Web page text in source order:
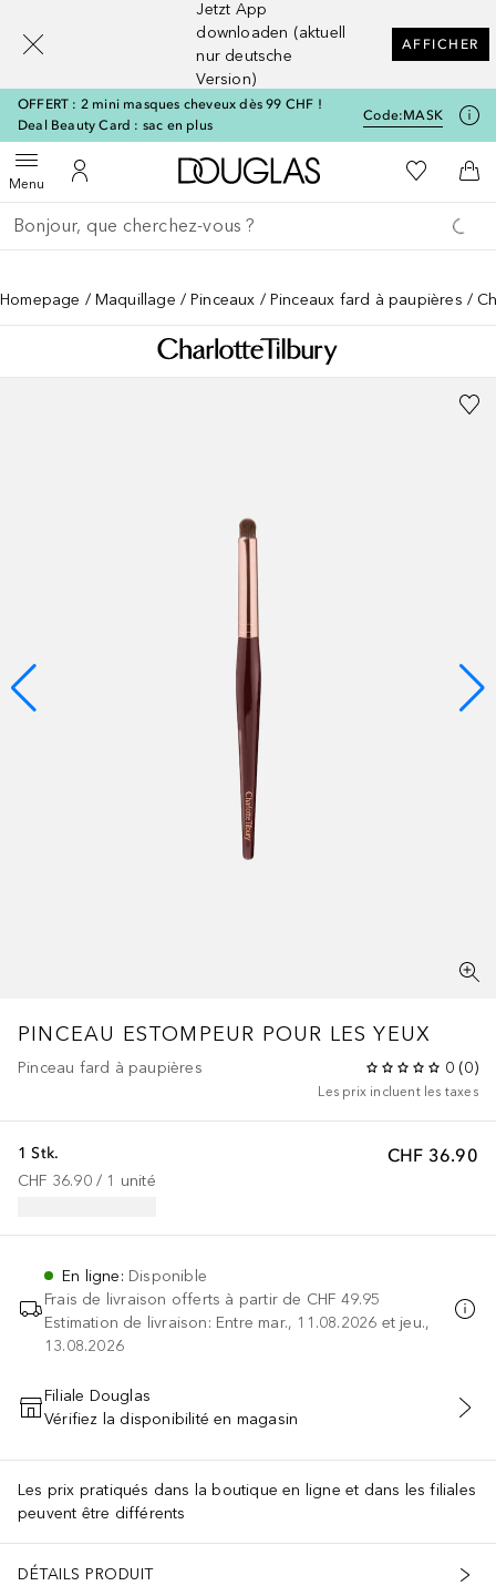
Jetzt App
downloaden (aktuell
nur deutsche
Version)
AFFICHER
OFFERT : 2 mini masques cheveux dès 99 CHF !
Deal Beauty Card : sac en plus
Code:MASK
MenuOuvrir le menuVers Mon Compte
Vers l'accueil Douglas
Vers Ma
Retourner
Exécuter la recherche
Homepage Maquillage Pinceaux Pinceaux fard à paupières
PINCEAU ESTOMPEUR POUR LES YEUX
Pinceau fard à paupières 0 (0)
Les prix incluent les taxes
CHF 36.90
1 Stk.
CHF 36.90 / 1 unité
En ligne: Disponible
Frais de livraison offerts à partir de CHF 49.95
Estimation de livraison: Entre mar., 11.08.2026 et jeu.,
13.08.2026
AJOUTER AU PANIER
Filiale Douglas
Vérifiez la disponibilité en magasin
Les prix pratiqués dans la boutique en ligne et dans les filiales
peuvent être différents
DÉTAILS PRODUIT
[navigation.slideout.screenreader]